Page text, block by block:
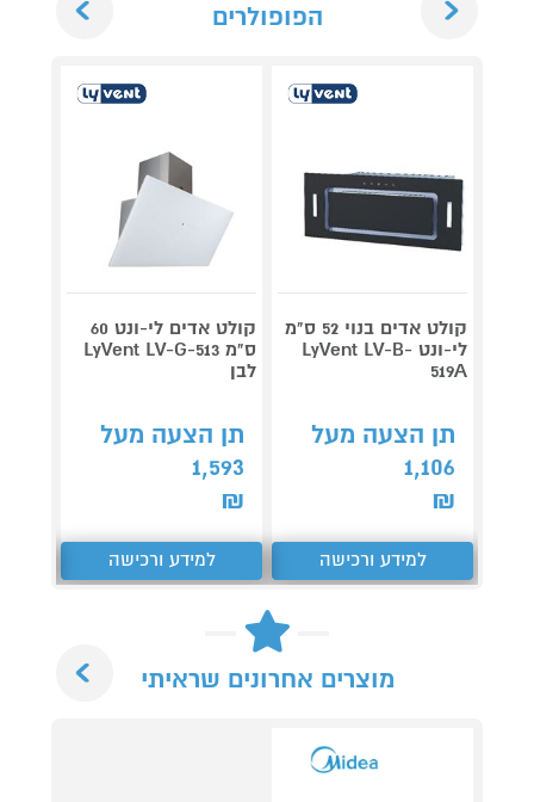
הפופולרים
קולט אדים בנוי 52 ס"מ
לי-ונט LyVent LV-B-
519A
תן הצעה מעל
1,106
₪
למידע ורכישה
קולט אדים לי-ונט 60
ס"מ LyVent LV-G-513
לבן
תן הצעה מעל
1,593
₪
למידע ורכישה
מוצרים אחרונים שראיתי